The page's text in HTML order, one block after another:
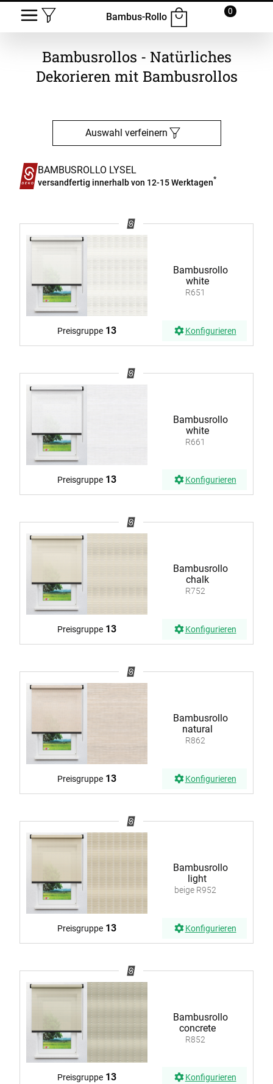
Bambus-Rollo
0
Bambusrollos - Natürliches
Dekorieren mit Bambusrollos
Auswahl verfeinern
BAMBUSROLLO LYSEL
versandfertig innerhalb von 12-15 Werktagen*
Bambusrollo
white
R651
Preisgruppe 13 Konfigurieren
Bambusrollo
white
R661
Preisgruppe 13 Konfigurieren
Bambusrollo
chalk
R752
Preisgruppe 13 Konfigurieren
Bambusrollo
natural
R862
Preisgruppe 13 Konfigurieren
Bambusrollo
light
beige R952
Preisgruppe 13 Konfigurieren
Bambusrollo
concrete
R852
Preisgruppe 13 Konfigurieren